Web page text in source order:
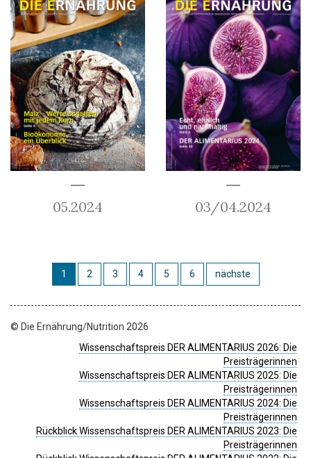
05.2024 03/04.2024
1 2 3 4 5 6 nächste
© Die Ernährung/Nutrition 2026
Wissenschaftspreis DER ALIMENTARIUS 2026: Die
Preisträgerinnen
Wissenschaftspreis DER ALIMENTARIUS 2025: Die
Preisträgerinnen
Wissenschaftspreis DER ALIMENTARIUS 2024: Die
Preisträgerinnen
Rückblick Wissenschaftspreis DER ALIMENTARIUS 2023: Die
Preisträgerinnen